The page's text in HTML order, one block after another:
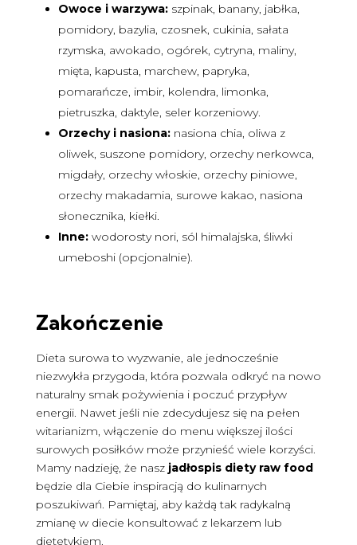
Owoce i warzywa:szpinak, banany, jabłka,
pomidory, bazylia, czosnek, cukinia, sałata
rzymska, awokado, ogórek, cytryna, maliny,
mięta, kapusta, marchew, papryka,
pomarańcze, imbir, kolendra, limonka,
pietruszka, daktyle, seler korzeniowy.
Orzechy i nasiona:nasiona chia, oliwa z
oliwek, suszone pomidory, orzechy nerkowca,
migdały, orzechy włoskie, orzechy piniowe,
orzechy makadamia, surowe kakao, nasiona
słonecznika, kiełki.
Inne:wodorosty nori, sól himalajska, śliwki
umeboshi (opcjonalnie).
Zakończenie
Dieta surowa to wyzwanie, ale jednocześnie
niezwykła przygoda, która pozwala odkryć na nowo
naturalny smak pożywienia i poczuć przypływ
energii. Nawet jeśli nie zdecydujesz się na pełen
witarianizm, włączenie do menu większej ilości
surowych posiłków może przynieść wiele korzyści.
Mamy nadzieję, że nasz jadłospis diety raw food
będzie dla Ciebie inspiracją do kulinarnych
poszukiwań. Pamiętaj, aby każdą tak radykalną
zmianę w diecie konsultować z lekarzem lub
dietetykiem.